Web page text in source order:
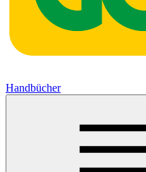
Handbücher